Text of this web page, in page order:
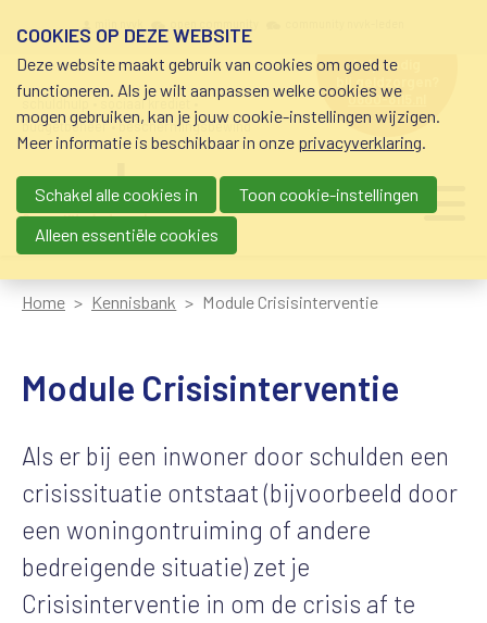
schuldhulp • sociaal krediet •
budgetbeheer • beschermingsbewind
hulp nodig
bij geldzorgen?
0800-8115.nl
Main navigation
Home Kennisbank Module Crisisinterventie
Module Crisisinterventie
Als er bij een inwoner door schulden een
crisissituatie ontstaat (bijvoorbeeld door
een woningontruiming of andere
bedreigende situatie) zet je
Crisisinterventie in om de crisis af te
COOKIES OP DEZE WEBSITE
Deze website maakt gebruik van cookies om goed te
functioneren. Als je wilt aanpassen welke cookies we
mogen gebruiken, kan je jouw cookie-instellingen wijzigen.
Meer informatie is beschikbaar in onze privacyverklaring.
Schakel alle cookies in
Toon cookie-instellingen
Alleen essentiële cookies